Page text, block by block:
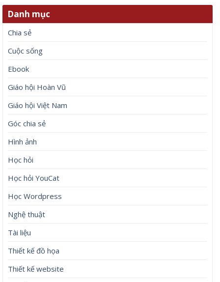
Danh mục
Chia sẻ
Cuộc sống
Ebook
Giáo hội Hoàn Vũ
Giáo hội Việt Nam
Góc chia sẻ
Hình ảnh
Học hỏi
Học hỏi YouCat
Học Wordpress
Nghệ thuật
Tài liệu
Thiết kế đồ họa
Thiết kế website